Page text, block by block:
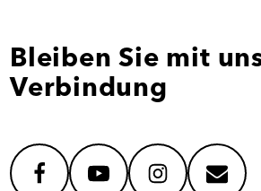
Bleiben Sie mit
Verbindung
facebookyoutubeinstagrammail